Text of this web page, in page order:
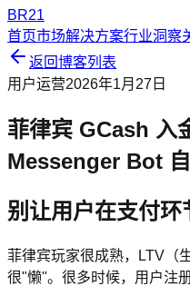
BR21
首页市场解决方案行业洞察
返回博客列表
用户运营2026年1月27日
菲律宾 GCash 入
Messenger Bot
别让用户在支付环
菲律宾玩家很成熟，LTV（
很"懒"。很多时候，用户注